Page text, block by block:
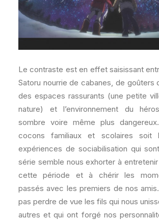
Le contraste est en effet saisissant
Satoru nourrie de cabanes, de goûters
des espaces rassurants (une petite
nature) et l’environnement du
sombre voire même plus
cocons familiaux et scolaires soit
expériences de sociabilisation qui
série semble nous exhorter à
cette période et à chérir les
passés avec les premiers de nos
pas perdre de vue les fils qui nous
autres et qui ont forgé nos